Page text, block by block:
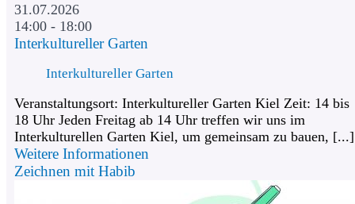
31.07.2026
14:00 - 18:00
Interkultureller Garten
Interkultureller Garten
Veranstaltungsort: Interkultureller Garten Kiel Zeit: 14 bis
18 Uhr Jeden Freitag ab 14 Uhr treffen wir uns im
Interkulturellen Garten Kiel, um gemeinsam zu bauen, [...]
Weitere Informationen
Zeichnen mit Habib